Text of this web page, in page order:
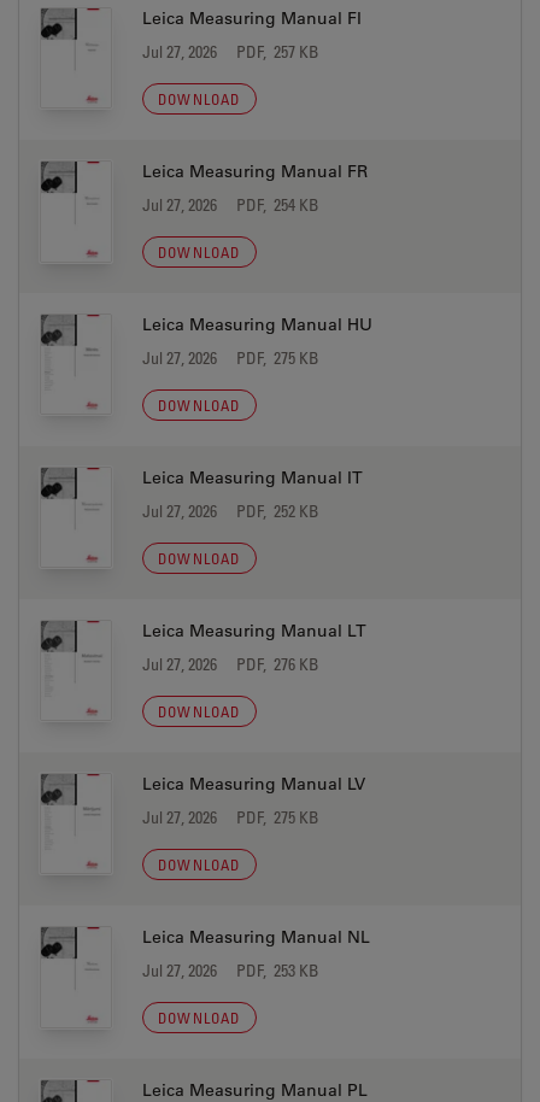
Leica Measuring Manual FI
Jul 27, 2026 PDF, 257 KB
DOWNLOAD
Leica Measuring Manual FR
Jul 27, 2026 PDF, 254 KB
DOWNLOAD
Leica Measuring Manual HU
Jul 27, 2026 PDF, 275 KB
DOWNLOAD
Leica Measuring Manual IT
Jul 27, 2026 PDF, 252 KB
DOWNLOAD
Leica Measuring Manual LT
Jul 27, 2026 PDF, 276 KB
DOWNLOAD
Leica Measuring Manual LV
Jul 27, 2026 PDF, 275 KB
DOWNLOAD
Leica Measuring Manual NL
Jul 27, 2026 PDF, 253 KB
DOWNLOAD
Leica Measuring Manual PL